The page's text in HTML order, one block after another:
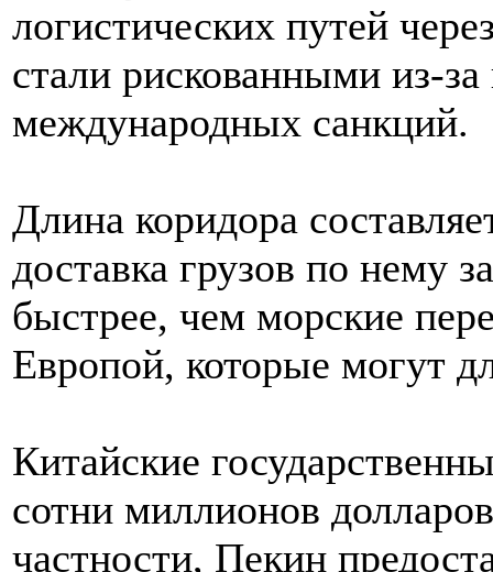
логистических путей
стали рискованными из-
международных санкций.
Длина коридора
доставка грузов по нему
быстрее, чем морские
Европой, которые могут
Китайские
сотни миллионов
частности, Пекин